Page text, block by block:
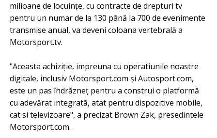
milioane de locuințe, cu contracte de drepturi tv
pentru un numar de la 130 până la 700 de evenimente
transmise anual, va deveni coloana vertebrală a
Motorsport.tv.
"Aceasta achiziție, impreuna cu operatiunile noastre
digitale, inclusiv Motorsport.com și Autosport.com,
este un pas îndrăzneț pentru a construi o platformă
cu adevărat integrată, atat pentru dispozitive mobile,
cat si televizoare", a precizat Brown Zak, presedintele
Motorsport.com.